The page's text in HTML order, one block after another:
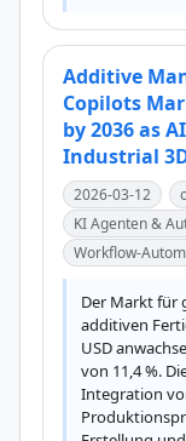
Additive
Copilots
by 2036 as
Industrial
2026-03-12
KI Agenten &
Workflow-
Der Markt für
additiven
USD
von 11,4 %.
Integration